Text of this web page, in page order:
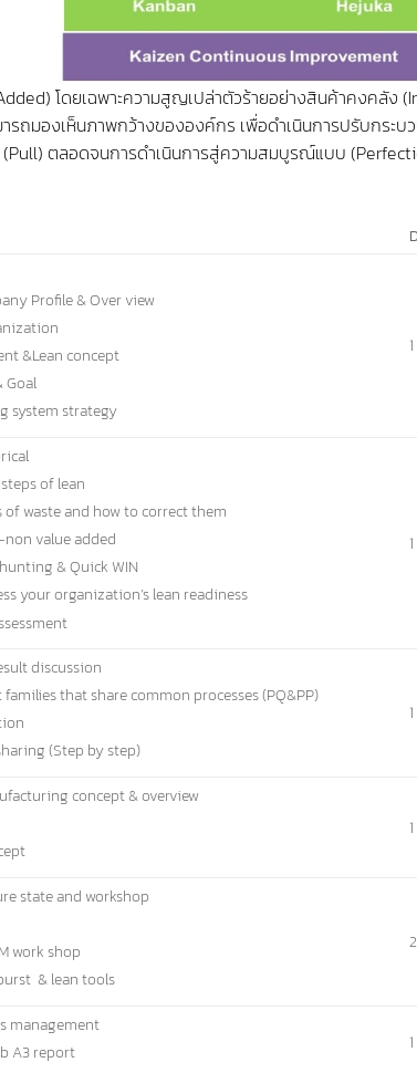
โดยเฉพาะความสูญเปล่าตัวร้ายอย่างสินค้าคงคลัง
ถมองเห็นภาพกว้างขององค์กร เพื่อดำเนินการปรับกระบ
ตลอดจนการดำเนินการสู่ความสมบูรณ์แบบ
Profile & Over view
&Lean concept
Goal
system strategy
of lean
waste and how to correct them
value added
& Quick WIN
your organization’s lean readiness
discussion
that share common processes (PQ&PP)
(Step by step)
concept & overview
state and workshop
work shop
& lean tools
management
A3 report